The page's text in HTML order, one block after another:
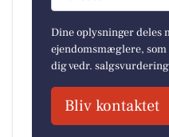
Dine oplysninger deles
ejendomsmæglere,
dig vedr.
Bliv kontaktet